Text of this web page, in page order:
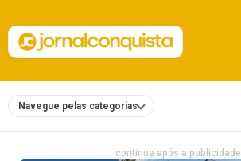
Navegue pelas categorias
continua após a publicidade